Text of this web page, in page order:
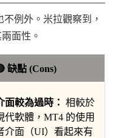
例外。米拉觀察到，
面性。
缺點 (Cons)
面較為過時： 相較於
代軟體，MT4 的使用
介面（UI）看起來有